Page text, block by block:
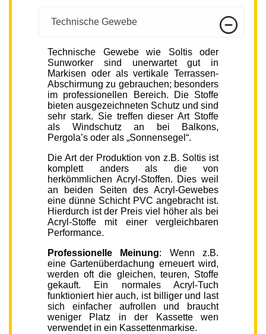
Technische Gewebe
Technische Gewebe wie Soltis oder
Sunworker sind unerwartet gut in
Markisen oder als vertikale Terrassen-
Abschirmung zu gebrauchen; besonders
im professionellen Bereich. Die Stoffe
bieten ausgezeichneten Schutz und sind
sehr stark. Sie treffen dieser Art Stoffe
als Windschutz an bei Balkons,
Pergola’s oder als „Sonnensegel“.
Die Art der Produktion von z.B. Soltis ist
komplett anders als die von
herkömmlichen Acryl-Stoffen. Dies weil
an beiden Seiten des Acryl-Gewebes
eine dünne Schicht PVC angebracht ist.
Hierdurch ist der Preis viel höher als bei
Acryl-Stoffe mit einer vergleichbaren
Performance.
Professionelle Meinung: Wenn z.B.
eine Gartenüberdachung erneuert wird,
werden oft die gleichen, teuren, Stoffe
gekauft. Ein normales Acryl-Tuch
funktioniert hier auch, ist billiger und last
sich einfacher aufrollen und braucht
weniger Platz in der Kassette wen
verwendet in ein Kassettenmarkise.